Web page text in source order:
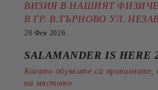
ВИЗИЯ В НАШИЯТ
В ГР. В.ТЪРНОВО УЛ.
20 Фев 2026
SALAMANDER IS HERE
Когато обувките са правилните,
на мястото.